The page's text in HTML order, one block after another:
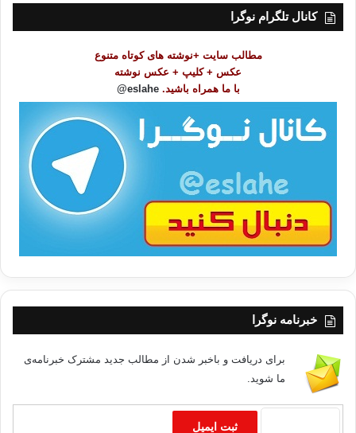
کانال تلگرام نوگرا
مطالب سایت +نوشته های کوتاه متنوع
عکس + کلیپ + عکس نوشته
با ما همراه باشید. eslahe@
خبرنامه نوگرا
برای دریافت و باخبر شدن از مطالب جدید مشترک خبرنامه‌ی
ما شوید.